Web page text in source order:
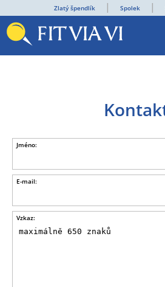
Jméno:
E-mail:
Vzkaz:
Zlatý špendlík Spolek